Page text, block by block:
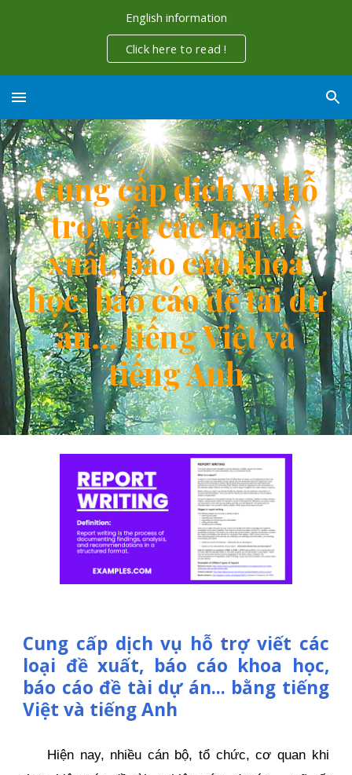
English information
Click here to read !
Cung cấp dịch vụhỗ
trợ viết các loại đề
xuất, báo cáo khoa
học, báo cáo đề tài dự
án... tiếng Việt và
tiếng Anh
Cung cấp dịch vụ hỗ trợ viết các
loại đề xuất, báo cáo khoa học,
báo cáo đề tài dự án... bằng tiếng
Việt và tiếng Anh
Hiện nay, nhiều cán bộ, tổ chức, cơ quan khi